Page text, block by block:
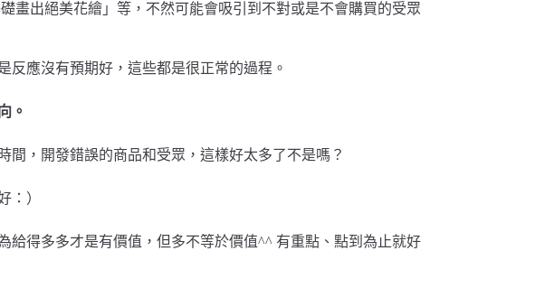
畫出絕美花繪」等，不然可能會吸引到不對或是不會購買的受眾
反應沒有預期好，這些都是很正常的過程。
。
間，開發錯誤的商品和受眾，這樣好太多了不是嗎？
：）
給得多多才是有價值，但多不等於價值^^ 有重點、點到為止就好